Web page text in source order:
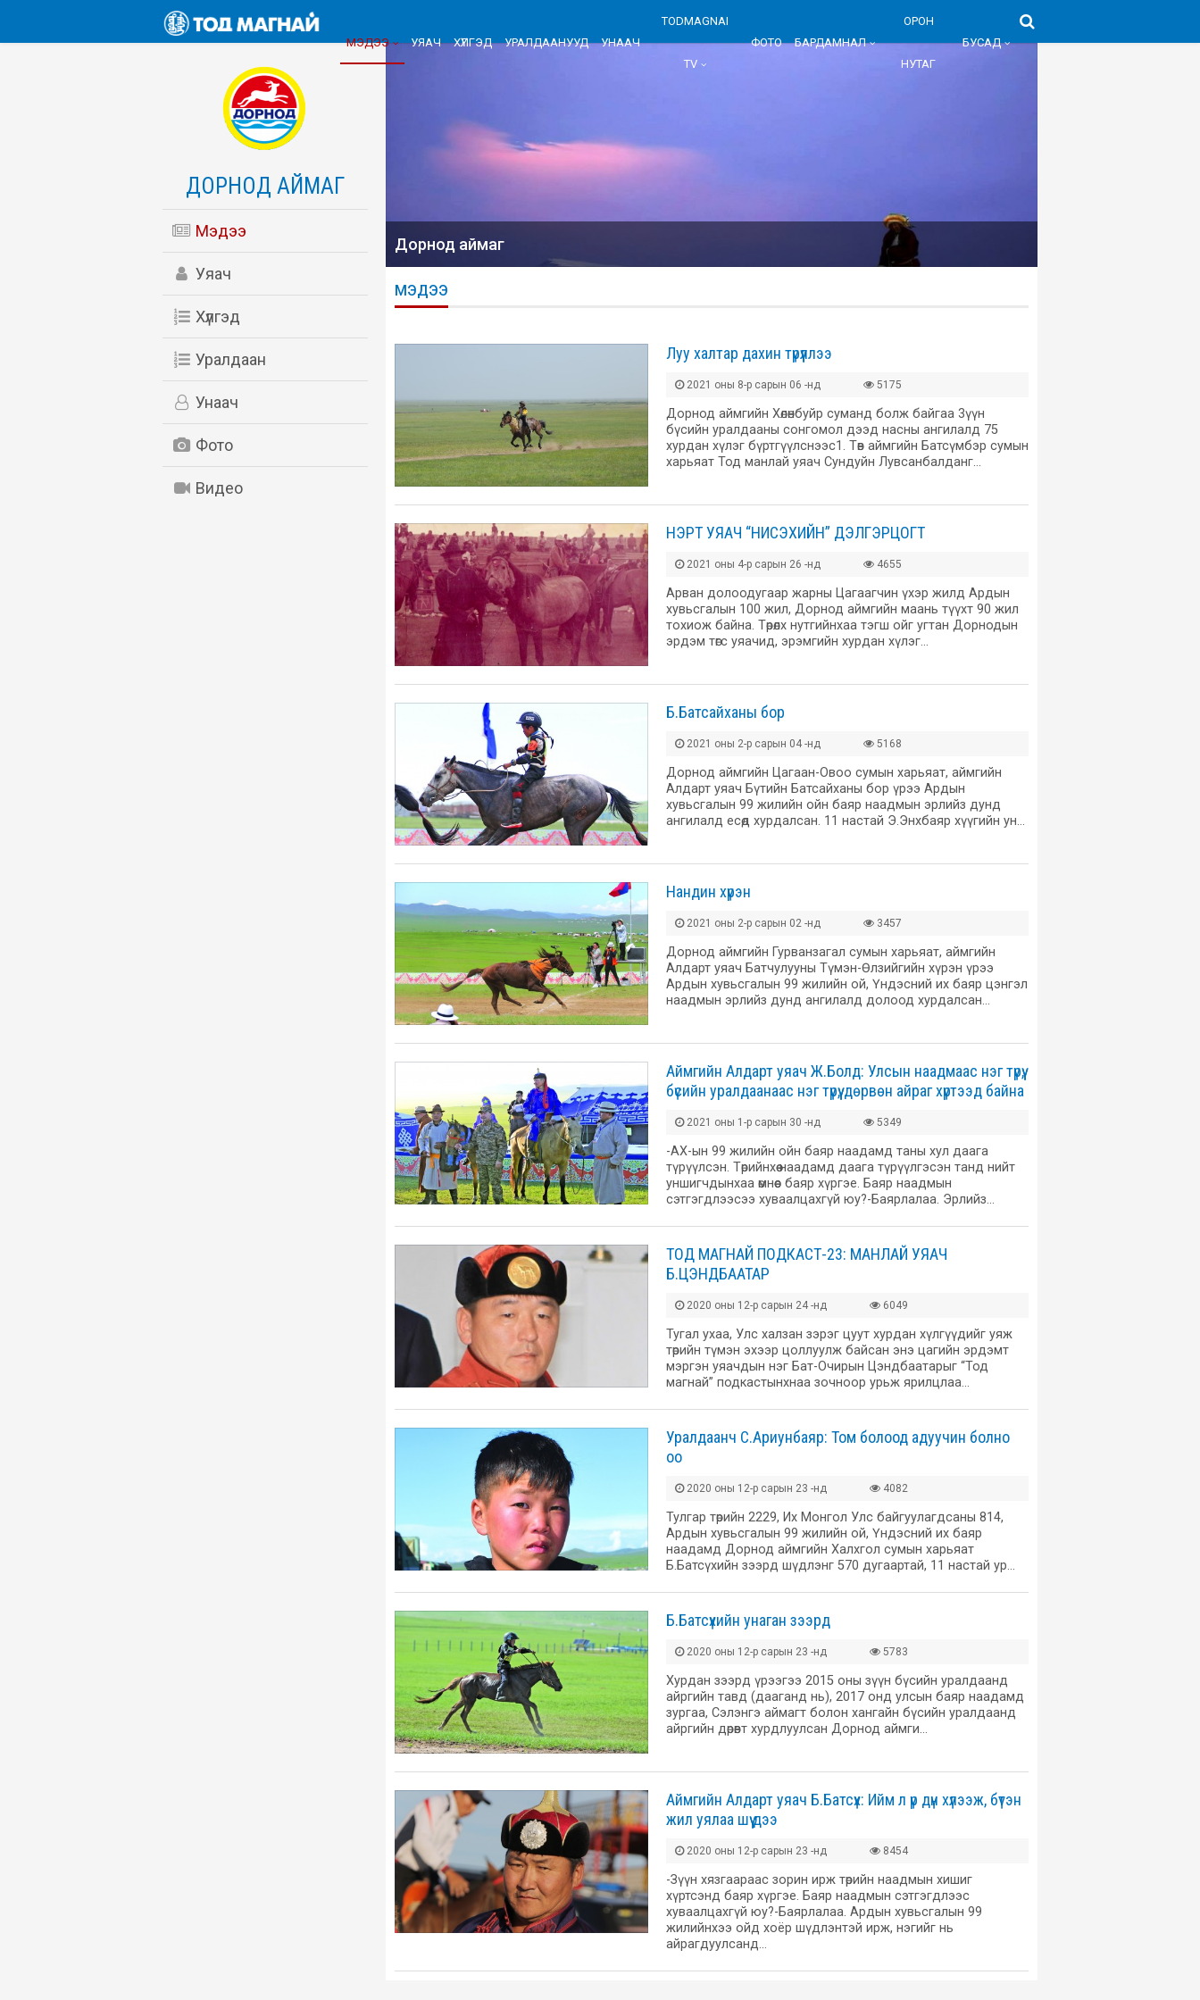
МЭДЭЭ УЯАЧ ХҮЛГЭД УРАЛДААНУУД УНААЧ
TODMAGNAI
TV
ФОТО БАРДАМНАЛ
ОРОН
НУТАГ
БУСАД
ДОРНОД АЙМАГ
Мэдээ
Уяач
Хүлгэд
Уралдаан
Унаач
Фото
Видео
Дорнод аймаг
МЭДЭЭ
Луу халтар дахин түрүүллээ
2021 оны 8-р сарын 06 -нд 5175
Дорнод аймгийн Хөлөнбуйр суманд болж байгаа 3үүн
бүсийн уралдааны сонгомол дээд насны ангилалд 75
хурдан хүлэг бүртгүүлснээс1. Төв аймгийн Батсүмбэр сумын
харьяат Тод манлай уяач Сундуйн Лувсанбалданг…
НЭРТ УЯАЧ “НИСЭХИЙН” ДЭЛГЭРЦОГТ
2021 оны 4-р сарын 26 -нд 4655
Арван долоодугаар жарны Цагаагчин үхэр жилд Ардын
хувьсгалын 100 жил, Дорнод аймгийн маань түүхт 90 жил
тохиож байна. Төрөлх нутгийнхаа тэгш ойг угтан Дорнодын
эрдэм төгс уяачид, эрэмгийн хурдан хүлэг…
Б.Батсайханы бор
2021 оны 2-р сарын 04 -нд 5168
Дорнод аймгийн Цагаан-Овоо сумын харьяат, аймгийн
Алдарт уяач Бүтийн Батсайханы бор үрээ Ардын
хувьсгалын 99 жилийн ойн баяр наадмын эрлийз дунд
ангилалд есөд хурдалсан. 11 настай Э.Энхбаяр хүүгийн ун…
Нандин хүрэн
2021 оны 2-р сарын 02 -нд 3457
Дорнод аймгийн Гурванзагал сумын харьяат, аймгийн
Алдарт уяач Батчулууны Түмэн-Өлзийгийн хүрэн үрээ
Ардын хувьсгалын 99 жилийн ой, Үндэсний их баяр цэнгэл
наадмын эрлийз дунд ангилалд долоод хурдалсан…
Аймгийн Алдарт уяач Ж.Болд: Улсын наадмаас нэг түрүү,
бүсийн уралдаанаас нэг түрүү, дөрвөн айраг хүртээд байна
2021 оны 1-р сарын 30 -нд 5349
-АХ-ын 99 жилийн ойн баяр наадамд таны хул даага
түрүүлсэн. Төрийнхөө наадамд даага түрүүлгэсэн танд нийт
уншигчдынхаа өмнөөс баяр хүргэе. Баяр наадмын
сэтгэгдлээсээ хуваалцахгүй юу?-Баярлалаа. Эрлийз…
ТОД МАГНАЙ ПОДКАСТ-23: МАНЛАЙ УЯАЧ
Б.ЦЭНДБААТАР
2020 оны 12-р сарын 24 -нд 6049
Тугал ухаа, Улс халзан зэрэг цуут хурдан хүлгүүдийг уяж
төрийн түмэн эхээр цоллуулж байсан энэ цагийн эрдэмт
мэргэн уяачдын нэг Бат-Очирын Цэндбаатарыг “Тод
магнай” подкастынхнаа зочноор урьж ярилцлаа…
Уралдаанч С.Ариунбаяр: Том болоод адуучин болно
оо
2020 оны 12-р сарын 23 -нд 4082
Тулгар төрийн 2229, Их Монгол Улс байгуулагдсаны 814,
Ардын хувьсгалын 99 жилийн ой, Үндэсний их баяр
наадамд Дорнод аймгийн Халхгол сумын харьяат
Б.Батсүхийн зээрд шүдлэнг 570 дугаартай, 11 настай ур…
Б.Батсүхийн унаган зээрд
2020 оны 12-р сарын 23 -нд 5783
Хурдан зээрд үрээгээ 2015 оны зүүн бүсийн уралдаанд
айргийн тавд (дааганд нь), 2017 онд улсын баяр наадамд
зургаа, Сэлэнгэ аймагт болон хангайн бүсийн уралдаанд
айргийн дөрөвт хурдлуулсан Дорнод аймги…
Аймгийн Алдарт уяач Б.Батсүх: Ийм л үр дүн хүлээж, бүтэн
жил уялаа шүү дээ
2020 оны 12-р сарын 23 -нд 8454
-Зүүн хязгаараас зорин ирж төрийн наадмын хишиг
хүртсэнд баяр хүргэе. Баяр наадмын сэтгэгдлээс
хуваалцахгүй юу?-Баярлалаа. Ардын хувьсгалын 99
жилийнхээ ойд хоёр шүдлэнтэй ирж, нэгийг нь
айрагдуулсанд…